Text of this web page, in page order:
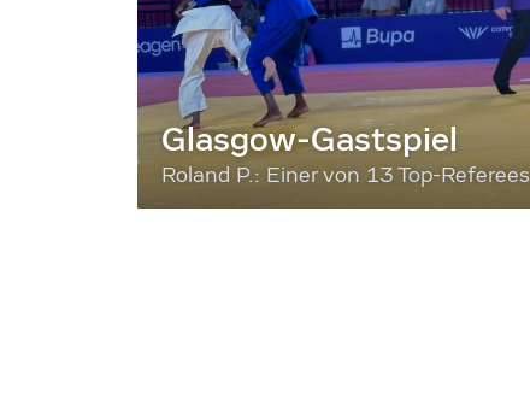
Glasgow-Gastspiel
Roland P.: Einer von 13 Top-Referees